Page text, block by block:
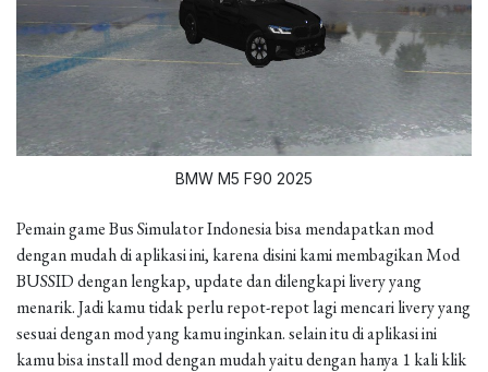
BMW M5 F90 2025
Pemain game Bus Simulator Indonesia bisa mendapatkan mod
dengan mudah di aplikasi ini, karena disini kami membagikan Mod
BUSSID dengan lengkap, update dan dilengkapi livery yang
menarik. Jadi kamu tidak perlu repot-repot lagi mencari livery yang
sesuai dengan mod yang kamu inginkan. selain itu di aplikasi ini
kamu bisa install mod dengan mudah yaitu dengan hanya 1 kali klik